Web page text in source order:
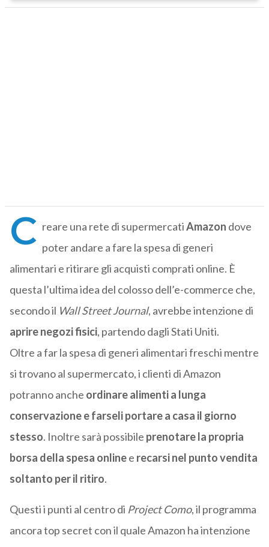
C reare una rete di supermercatiAmazon dove
poter andare a fare la spesa di generi
alimentari e ritirare gli acquisti comprati online. È
questa l’ultima idea del colosso dell’e-commerce che,
secondo il Wall Street Journal, avrebbe intenzione di
aprire negozi fisici, partendo dagli Stati Uniti.
Oltre a far la spesa di generi alimentari freschi mentre
si trovano al supermercato, i clienti di Amazon
potranno anche ordinare alimenti a lunga
conservazione e farseli portare a casa il giorno
stesso. Inoltre sarà possibile prenotare la propria
borsa della spesa onlinee recarsi nel punto vendita
soltanto per il ritiro.
Questi i punti al centro di Project Como, il programma
ancora top secret con il quale Amazon ha intenzione